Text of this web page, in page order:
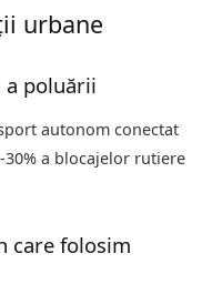
urbane
a poluării
autonom conectat
a blocajelor rutiere
care folosim